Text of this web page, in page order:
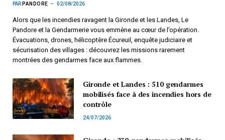
PAR PANDORE 02/08/2026
Alors que les incendies ravagent la Gironde et les Landes, Le
Pandore et la Gendarmerie vous emmène au cœur de l’opération.
Évacuations, drones, hélicoptère Écureuil, enquête judiciaire et
sécurisation des villages : découvrez les missions rarement
montrées des gendarmes face aux flammes.
Gironde et Landes : 510 gendarmes
mobilisés face à des incendies hors de
contrôle
24/07/2026